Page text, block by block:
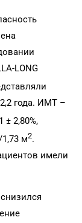
LONG
года. ИМТ –
± 2,80%,
м2.
имели